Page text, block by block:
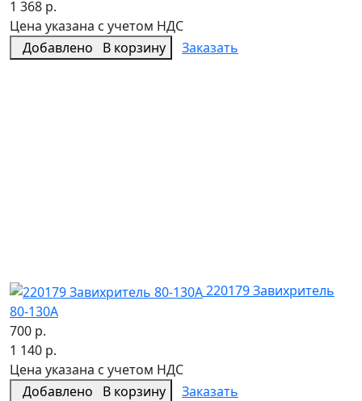
1 368 р.
Цена указана с учетом НДС
Добавлено
В корзину Заказать
220179 Завихритель
80-130А
700 р.
1 140 р.
Цена указана с учетом НДС
Добавлено
В корзину
Заказать